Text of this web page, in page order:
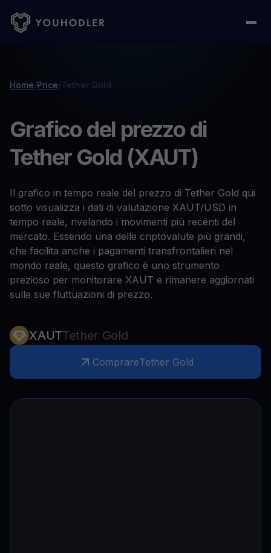
Home/Price/Tether Gold
Grafico del prezzo di
Tether Gold (XAUT)
Il grafico in tempo reale del prezzo di Tether Gold qui
sotto visualizza i dati di valutazione XAUT/USD in
tempo reale, rivelando i movimenti più recenti del
mercato. Essendo una delle criptovalute più grandi,
che facilita anche i pagamenti transfrontalieri nel
mondo reale, questo grafico è uno strumento
prezioso per monitorare XAUT e rimanere aggiornati
sulle sue fluttuazioni di prezzo.
XAUTTether Gold
ComprareTether Gold